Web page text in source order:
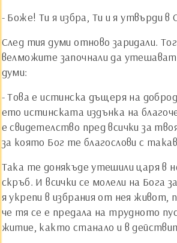
- Боже! Ти я избра, Ти и я утвърди в
След тия думи отново заридали.
велможите започнали да
думи:
- Това е истинска дъщеря на
ето истинската издънка на
е свидетелство пред всички за
за която Бог те благослови с
Така те донякъде утешили царя в
скръб. И всички се молели на Бога
я укрепи в избрания от нея живот,
че тя се е предала на трудното
житие, както станало и в